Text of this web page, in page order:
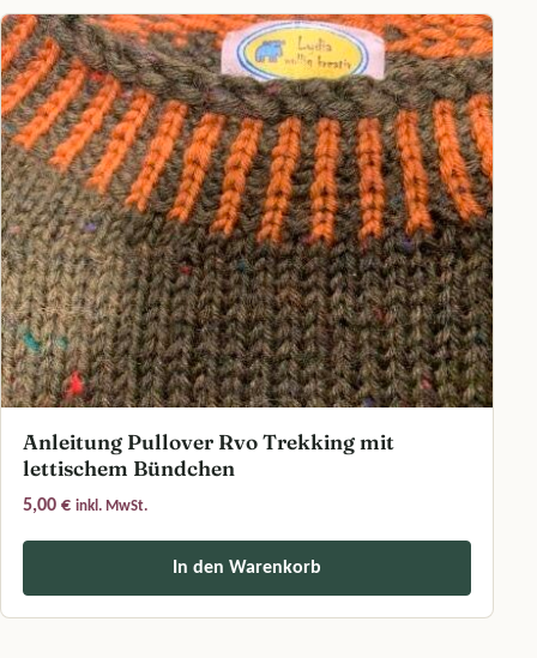
Anleitung Pullover Rvo Trekking mit
lettischem Bündchen
5,00 € inkl. MwSt.
In den Warenkorb